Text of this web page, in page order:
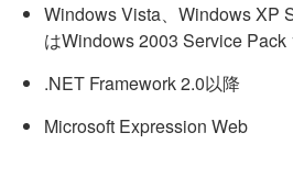
Windows Vista、Windows XP
はWindows 2003 Service Pack
.NET Framework 2.0以降
Microsoft Expression Web